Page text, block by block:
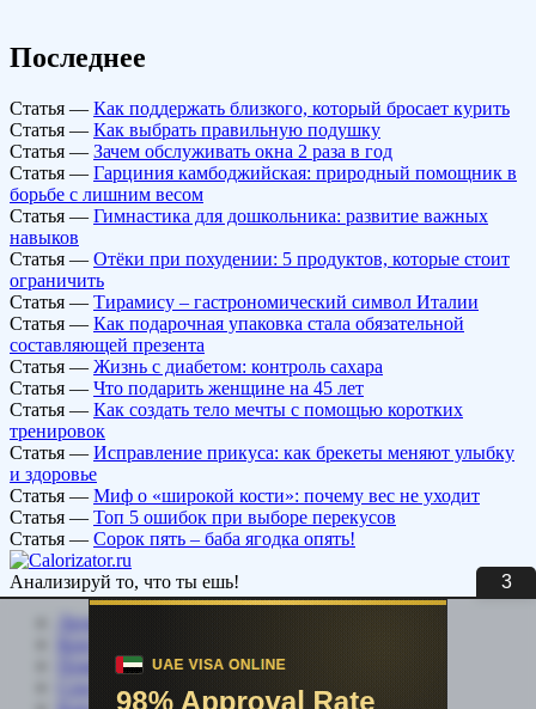
3
Последнее
Статья — Как поддержать близкого, который бросает курить
Статья — Как выбрать правильную подушку
Статья — Зачем обслуживать окна 2 раза в год
Статья — Гарциния камбоджийская: природный помощник в
борьбе с лишним весом
Статья — Гимнастика для дошкольника: развитие важных
навыков
Статья — Отёки при похудении: 5 продуктов, которые стоит
ограничить
Статья — Тирамису – гастрономический символ Италии
Статья — Как подарочная упаковка стала обязательной
составляющей презента
Статья — Жизнь с диабетом: контроль сахара
Статья — Что подарить женщине на 45 лет
Статья — Как создать тело мечты с помощью коротких
тренировок
Статья — Исправление прикуса: как брекеты меняют улыбку
и здоровье
Статья — Миф о «широкой кости»: почему вес не уходит
Статья — Топ 5 ошибок при выборе перекусов
Статья — Сорок пять – баба ягодка опять!
Анализируй то, что ты ешь!
Личный кабинет
Помощь сайту
Соцсети